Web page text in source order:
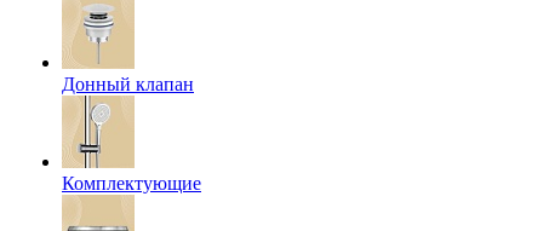
Донный клапан
Комплектующие